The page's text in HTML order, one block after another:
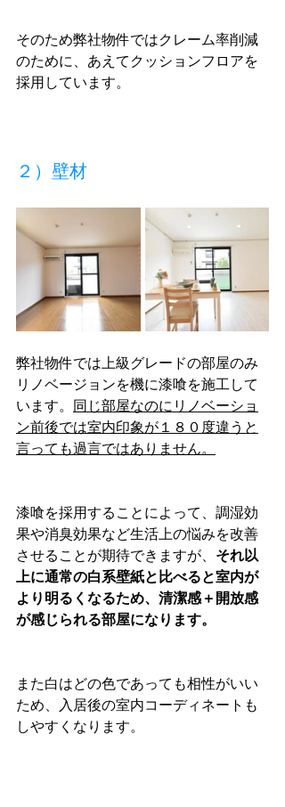
そのため弊社物件ではクレーム率削減
のために、あえてクッションフロアを
採用しています。
２）壁材
弊社物件では上級グレードの部屋のみ
リノベージョンを機に漆喰を施工して
います。
同じ部屋なのにリノベーショ
ン前後では室内印象が１８０度違うと
言っても過言ではありません。
漆喰を採用することによって、調湿効
果や消臭効果など生活上の悩みを改善
させることが期待できますが、 それ以
上に通常の白系壁紙と比べると室内が
より明るくなるため、清潔感＋開放感
が感じられる部屋になります。
また白はどの色であっても相性がいい
ため、入居後の室内コーディネートも
しやすくなります。